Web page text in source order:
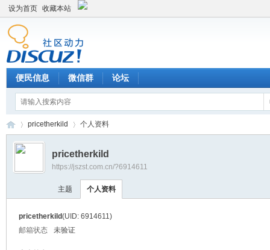
设为首页 收藏本站
便民信息 微信群 论坛
›
pricetherkild 个人资料
pricetherkild
https://jszst.com.cn/?6914611
主题 个人资料
pricetherkild(UID: 6914611)
邮箱状态
未验证